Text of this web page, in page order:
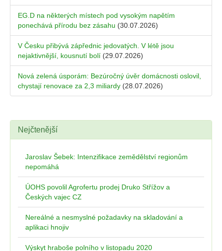
EG.D na některých místech pod vysokým napětím
ponechává přírodu bez zásahu (30.07.2026)
V Česku přibývá zápřednic jedovatých. V létě jsou
nejaktivnější, kousnutí bolí (29.07.2026)
Nová zelená úsporám: Bezúročný úvěr domácnosti oslovil,
chystají renovace za 2,3 miliardy (28.07.2026)
Nejčtenější
Jaroslav Šebek: Intenzifikace zemědělství regionům
nepomáhá
ÚOHS povolil Agrofertu prodej Druko Střížov a
Českých vajec CZ
Nereálné a nesmyslné požadavky na skladování a
aplikaci hnojiv
Výskyt hraboše polního v listopadu 2020